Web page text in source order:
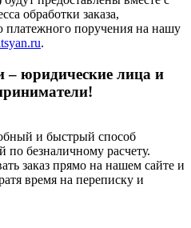
обработки заказа,
платежного поручения на нашу
.
– юридические лица и
и быстрый способ
по безналичному расчету.
заказ прямо на нашем сайте и
время на переписку и